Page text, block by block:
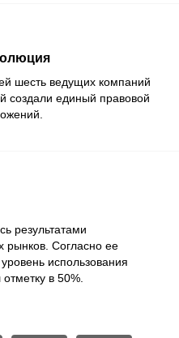
шесть ведущих компаний
создали единый правовой
результатами
рынков. Согласно ее
использования
в 50%.